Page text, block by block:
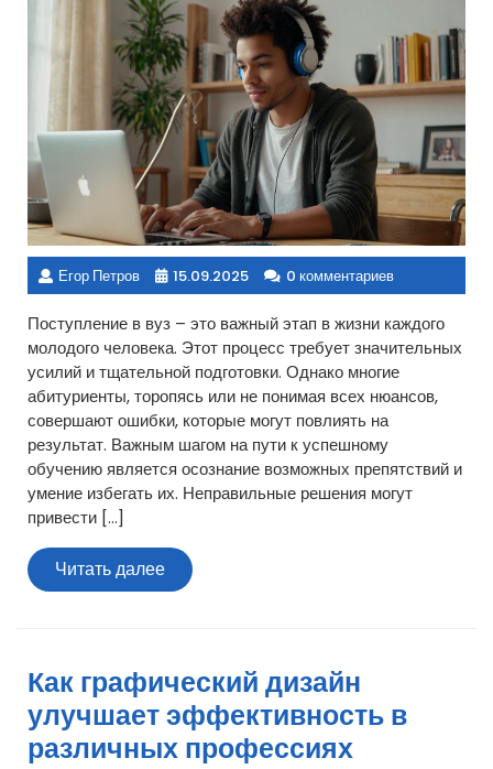
Егор Петров 15.09.2025 0 комментариев
Поступление в вуз – это важный этап в жизни каждого
молодого человека. Этот процесс требует значительных
усилий и тщательной подготовки. Однако многие
абитуриенты, торопясь или не понимая всех нюансов,
совершают ошибки, которые могут повлиять на
результат. Важным шагом на пути к успешному
обучению является осознание возможных препятствий и
умение избегать их. Неправильные решения могут
привести […]
Читать далееЧитать
далее
Как графический дизайн
улучшает эффективность в
различных профессиях